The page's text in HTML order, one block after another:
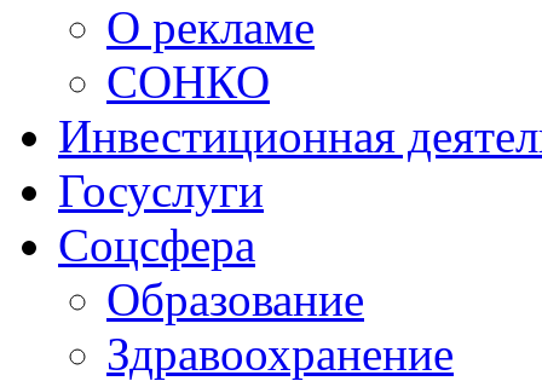
О рекламе
СОНКО
Инвестиционная
Госуслуги
Соцсфера
Образование
Здравоохранение